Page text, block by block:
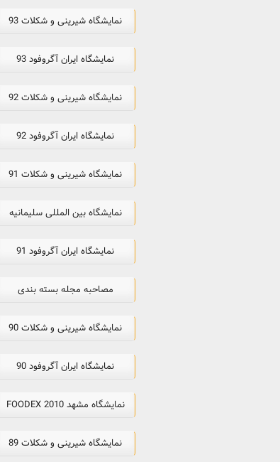
نمایشگاه شیرینی و شکلات 93
نمایشگاه ایران آگروفود 93
نمایشگاه شیرینی و شکلات 92
نمایشگاه ایران آگروفود 92
نمایشگاه شیرینی و شکلات 91
نمایشگاه بین المللی سلیمانیه
نمایشگاه ایران آگروفود 91
مصاحبه مجله بسته بندی
نمایشگاه شیرینی و شکلات 90
نمایشگاه ایران آگروفود 90
نمایشگاه مشهد FOODEX 2010
نمایشگاه شیرینی و شکلات 89